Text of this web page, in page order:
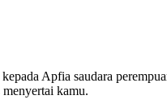
kepada Apfia saudara
menyertai kamu.